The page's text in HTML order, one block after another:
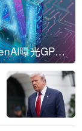
刚刚，OpenAI曝光GPT-6！传10万亿参数，8月强行发布